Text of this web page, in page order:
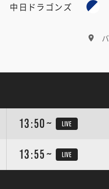
中日ドラゴンズ
13:50~ LIVE
13:55~ LIVE